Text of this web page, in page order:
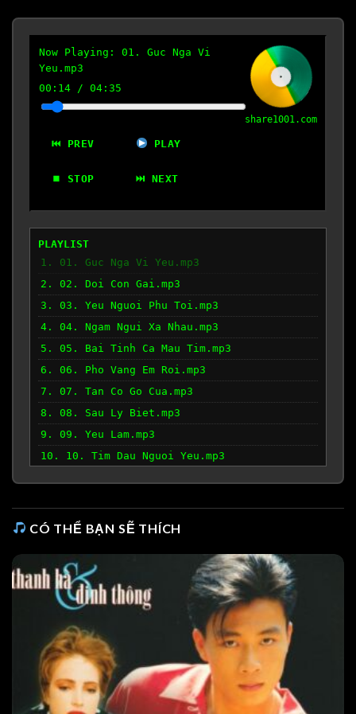
Now Playing: 01. Guc Nga Vi
Yeu.mp3
00:15 / 04:35
⏮ PREV PLAY
⏹ STOP ⏭ NEXT
share1001.com
PLAYLIST
1. 01. Guc Nga Vi Yeu.mp3
2. 02. Doi Con Gai.mp3
3. 03. Yeu Nguoi Phu Toi.mp3
4. 04. Ngam Ngui Xa Nhau.mp3
5. 05. Bai Tinh Ca Mau Tim.mp3
6. 06. Pho Vang Em Roi.mp3
7. 07. Tan Co Go Cua.mp3
8. 08. Sau Ly Biet.mp3
9. 09. Yeu Lam.mp3
10. 10. Tim Dau Nguoi Yeu.mp3
CÓ THỂ BẠN SẼ THÍCH